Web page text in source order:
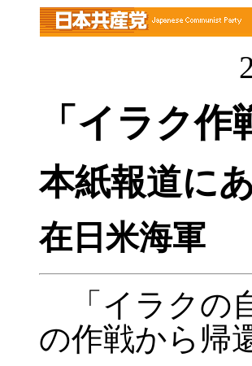
「イラク
本紙報道に
在日米海軍
「イラクの
の作戦から帰